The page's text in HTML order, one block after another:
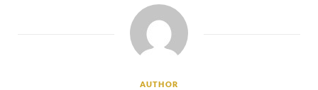
AUTHOR